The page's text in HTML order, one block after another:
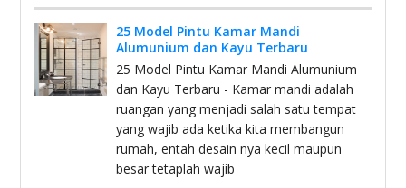
25 Model Pintu Kamar Mandi
Alumunium dan Kayu Terbaru
25 Model Pintu Kamar Mandi Alumunium
dan Kayu Terbaru - Kamar mandi adalah
ruangan yang menjadi salah satu tempat
yang wajib ada ketika kita membangun
rumah, entah desain nya kecil maupun
besar tetaplah wajib